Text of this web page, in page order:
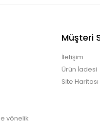
yönelik
Müşteri
İletişim
Ürün İadesi
Site Haritası